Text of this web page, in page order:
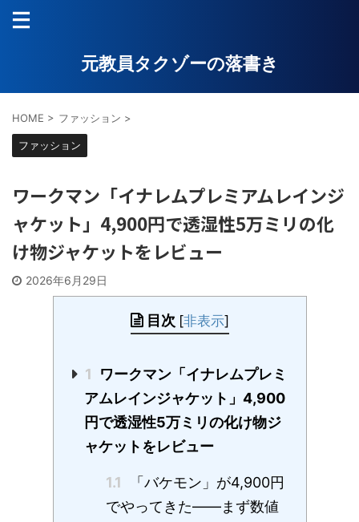
元教員タクゾーの落書き
HOME > ファッション >
ファッション
ワークマン「イナレムプレミアムレインジ
ャケット」4,900円で透湿性5万ミリの化
け物ジャケットをレビュー
2026年6月29日
目次 [非表示]
1
ワークマン「イナレムプレミ
アムレインジャケット」4,900
円で透湿性5万ミリの化け物ジ
ャケットをレビュー
1.1
「バケモン」が4,900円
でやってきた——まず数値